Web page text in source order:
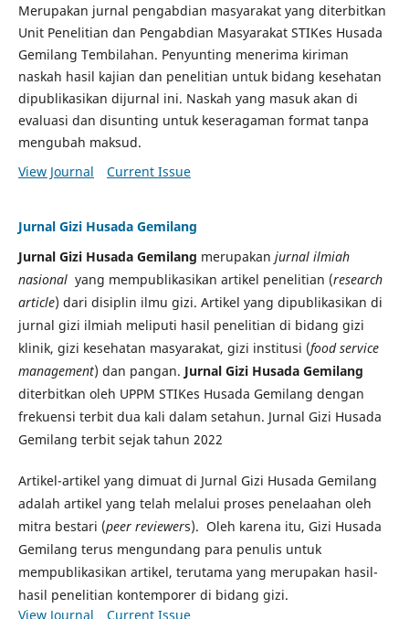
Merupakan jurnal pengabdian masyarakat yang diterbitkan
Unit Penelitian dan Pengabdian Masyarakat STIKes Husada
Gemilang Tembilahan. Penyunting menerima kiriman
naskah hasil kajian dan penelitian untuk bidang kesehatan
dipublikasikan dijurnal ini. Naskah yang masuk akan di
evaluasi dan disunting untuk keseragaman format tanpa
mengubah maksud.
View Journal
Current Issue
Jurnal Gizi Husada Gemilang
Jurnal Gizi Husada Gemilang merupakan jurnal ilmiah
nasionalyang mempublikasikan artikel penelitian (research
article) dari disiplin ilmu gizi. Artikel yang dipublikasikan di
jurnal gizi ilmiah meliputi hasil penelitian di bidang gizi
klinik, gizi kesehatan masyarakat, gizi institusi (food service
management) dan pangan. Jurnal Gizi Husada Gemilang
diterbitkan oleh UPPM STIKes Husada Gemilang dengan
frekuensi terbit dua kali dalam setahun. Jurnal Gizi Husada
Gemilang terbit sejak tahun 2022
Artikel-artikel yang dimuat di Jurnal Gizi Husada Gemilang
adalah artikel yang telah melalui proses penelaahan oleh
mitra bestari (peer reviewers). Oleh karena itu, Gizi Husada
Gemilang terus mengundang para penulis untuk
mempublikasikan artikel, terutama yang merupakan hasil-
hasil penelitian kontemporer di bidang gizi.
View Journal
Current Issue